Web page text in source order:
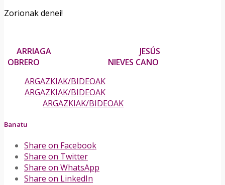
Zorionak denei!
ARRIAGA JESÚS
OBRERO NIEVES CANO
ARGAZKIAK/BIDEOAK
ARGAZKIAK/BIDEOAK
ARGAZKIAK/BIDEOAK
Banatu
Share on Facebook
Share on Twitter
Share on WhatsApp
Share on LinkedIn